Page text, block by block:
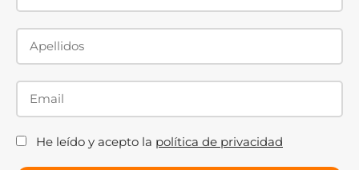
He leído y acepto la política de privacidad